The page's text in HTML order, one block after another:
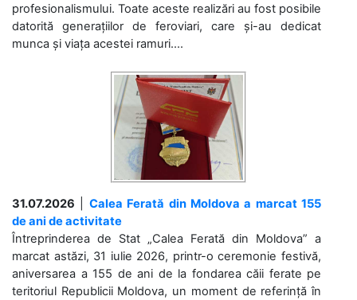
profesionalismului. Toate aceste realizări au fost posibile
datorită generațiilor de feroviari, care și-au dedicat
munca și viața acestei ramuri....
31.07.2026
Calea Ferată din Moldova a marcat 155
de ani de activitate
Întreprinderea de Stat „Calea Ferată din Moldova” a
marcat astăzi, 31 iulie 2026, printr-o ceremonie festivă,
aniversarea a 155 de ani de la fondarea căii ferate pe
teritoriul Republicii Moldova, un moment de referință în